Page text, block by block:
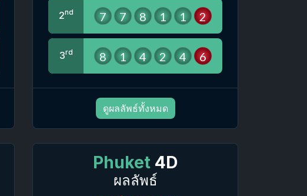
2nd 7 7 8 1 1 2
3rd 8 1 4 2 4 6
ดูผลลัพธ์ทั้งหมด
Phuket 4D
ผลลัพธ์